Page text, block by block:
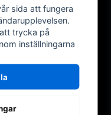
KONTO
sida att fungera
trycka på
inställningarna